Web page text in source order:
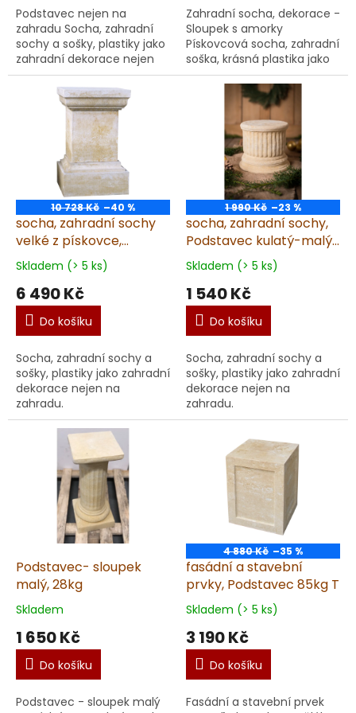
Podstavec nejen na
zahradu Socha, zahradní
sochy a sošky, plastiky jako
zahradní dekorace nejen
na zahradu.
Zahradní socha, dekorace -
Sloupek s amorky
Pískovcová socha, zahradní
soška, krásná plastika jako
zahradní dekorace na
zahradu i do
domova. Rozměry této
sochy, sošk...
10 728 Kč –40 %
socha, zahradní sochy
velké z pískovce,
Podstavec hranatý 101
kg T
Skladem (> 5 ks)
6 490 Kč
Do košíku
Socha, zahradní sochy a
sošky, plastiky jako zahradní
dekorace nejen na
zahradu.
1 990 Kč –23 %
socha, zahradní sochy,
Podstavec kulatý-malý
Skladem (> 5 ks)
1 540 Kč
Do košíku
Socha, zahradní sochy a
sošky, plastiky jako zahradní
dekorace nejen na
zahradu.
Podstavec- sloupek
malý, 28kg
Skladem
1 650 Kč
Do košíku
Podstavec - sloupek malý
4 880 Kč –35 %
fasádní a stavební
prvky, Podstavec 85kg T
Skladem (> 5 ks)
3 190 Kč
Do košíku
Fasádní a stavební prvek